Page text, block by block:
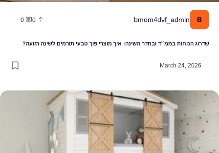
B
bmom4dvf_admin
0
0
שדרוג הנוחות בממ״ד ובחדר השינה: איך מוצרי פוך טבעי תורמים לשינה רגועה?
March 24, 2026
איך להפוך חדר ילדים למרחב אישי ומעצים